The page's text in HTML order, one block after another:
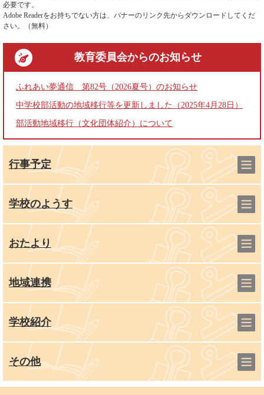
必要です。
Adobe Readerをお持ちでない方は、バナーのリンク先からダウンロードしてくだ
さい。（無料）
教育委員会からのお知らせ
ふれあい夢通信 第82号（2026夏号）のお知らせ
中学校部活動の地域移行等を更新しました（2025年4月28日）
部活動地域移行（文化団体紹介）について
行事予定
学校のようす
おたより
地域連携
学校紹介
その他